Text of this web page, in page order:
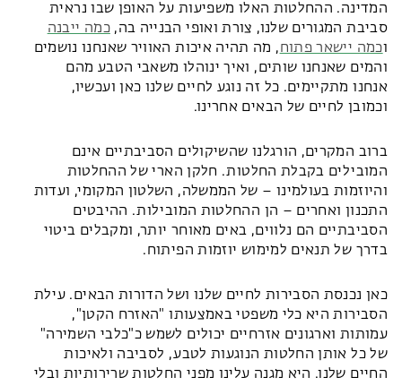
המדינה. ההחלטות האלו משפיעות על האופן שבו נראית
סביבת המגורים שלנו, צורת ואופי הבנייה בה,כמה ייבנה
וכמה יישאר פתוח, מה תהיה איכות האוויר שאנחנו נושמים
והמים שאנחנו שותים, ואיך ינוהלו משאבי הטבע מהם
אנחנו מתקיימים. כל זה נוגע לחיים שלנו כאן ועכשיו,
וכמובן לחיים של הבאים אחרינו.
ברוב המקרים, הורגלנו שהשיקולים הסביבתיים אינם
המובילים בקבלת החלטות. חלקן הארי של ההחלטות
והיוזמות בעולמינו – של הממשלה, השלטון המקומי, ועדות
התכנון ואחרים – הן ההחלטות המובילות. ההיבטים
הסביבתיים הם נלווים, באים מאוחר יותר, ומקבלים ביטוי
בדרך של תנאים למימוש יוזמות הפיתוח.
כאן נכנסת הסבירות לחיים שלנו ושל הדורות הבאים. עילת
הסבירות היא כלי משפטי באמצעותו "האזרח הקטן",
עמותות וארגונים אזרחיים יכולים לשמש כ"כלבי השמירה"
של כל אותן החלטות הנוגעות לטבע, לסביבה ולאיכות
החיים שלנו. היא מגנה עלינו מפני החלטות שרירותיות ובלי